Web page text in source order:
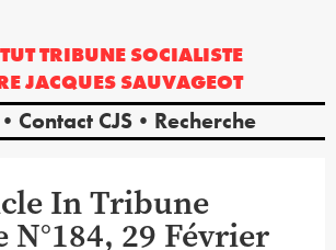
TRIBUNE SOCIALISTE
JACQUES SAUVAGEOT
Contact CJS Recherche
In Tribune
N°184, 29 Février